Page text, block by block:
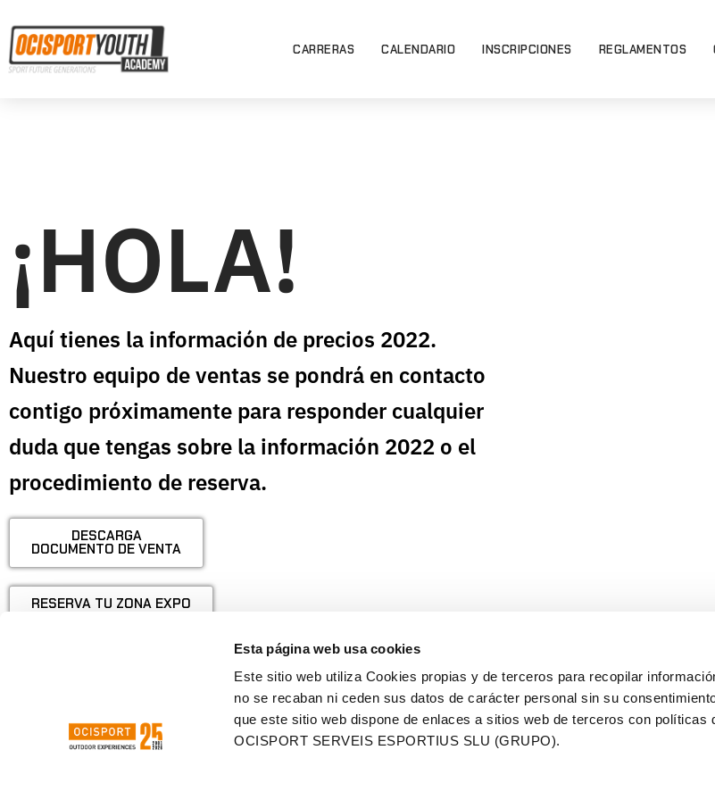
Esta página web usa cookies
Este sitio web utiliza Cookies propias y de terceros para recopilar
no se recaban ni ceden sus datos de carácter personal sin su
que este sitio web dispone de enlaces a sitios web de terceros con políticas
OCISPORT SERVEIS ESPORTIUS SLU (GRUPO).
CARRERAS CALENDARIO INSCRIPCIONES REGLAMENTOS
¡HOLA!
Aquí tienes la información de precios 2022.
Nuestro equipo de ventas se pondrá en contacto
contigo próximamente para responder cualquier
duda que tengas sobre la información 2022 o el
procedimiento de reserva.
DESCARGA
DOCUMENTO DE VENTA
RESERVA TU ZONA EXPO